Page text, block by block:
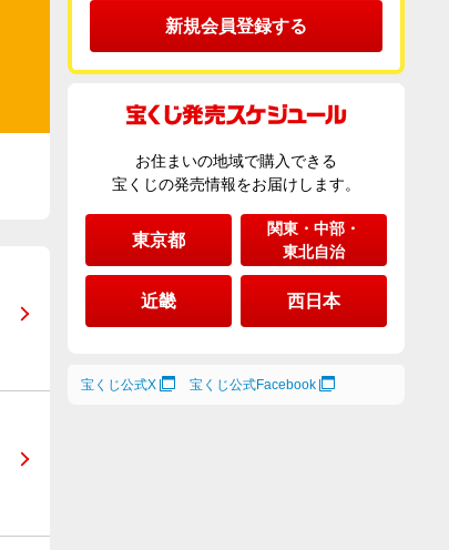
新規会員登録する
お住まいの地域で購入できる
宝くじの発売情報をお届けします。
東京都
関東・中部・
東北自治
近畿 西日本
宝くじ公式X 宝くじ公式Facebook